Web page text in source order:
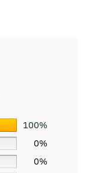
100%
0%
0%